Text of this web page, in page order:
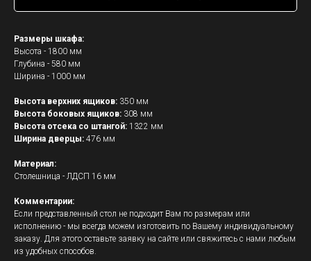
Размеры шкафа:
Высота - 1800 мм
Глубина - 580 мм
Ширина - 1000 мм
Высота верхних ящиков: 350 мм
Высота боковых ящиков: 308 мм
Высота отсека со штангой: 1322 мм
Ширина дверцы: 476 мм
Материал:
Столешница - ЛДСП 16 мм
Комментарии:
Если представленный стол не подходит Вам по размерам или
исполнению - мы всегда можем изготовить по Вашему индивидуальному
заказу. Для этого оставьте заявку на сайте или свяжитесь с нами любым
из удобных способов.